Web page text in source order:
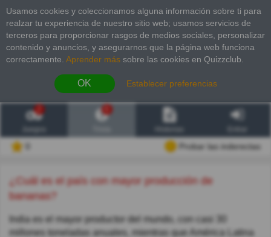
Usamos cookies y coleccionamos alguna información sobre ti para
realzar tu experiencia de nuestro sitio web; usamos servicios de
terceros para proporcionar rasgos de medios sociales, personalizar
contenido y anuncios, y asegurarnos que la página web funciona
correctamente. Aprender más sobre las cookies en Quizzclub.
OK Establecer preferencias
2
Probar las inderectas
¿Cuál es el país con mayor producción de
bananas?
India es el mayor productor del mundo, con casi 30
millones toneladas anuales, mientras que América Latina